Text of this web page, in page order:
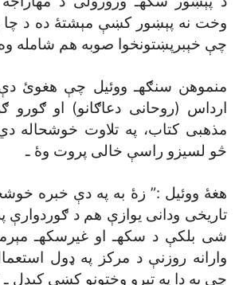
وخت نه پېښور کښې مېشتۀ ده د
چې خېبرپښتونخوا صوبه هم شامله
منموهن سنګهـ ووئيل چې هغوئ
ارداس (روحانى دعاګانو) او ګورو
مذهبى کتاب، په تلاوت خوشحاله
څو لسيزو راسې خالى پروت وۀ ـ
هغۀ ووئيل :” زۀ به په دې خبره
تاريخى ودانى يوازې هم د ګوردوارې
شى بلکې د سکهـ او غيرسکهـ
وارانه روزنې د مرکز په ډول
چې به دا په تېرو وختونو کښې کيدل ـ